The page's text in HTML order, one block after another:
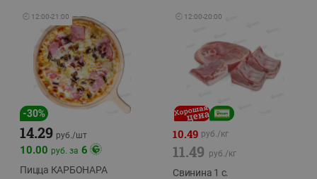
🕘 12:00-21:00
-30%
14.29 руб./шт
10.00 руб. за 6
Пицца КАРБОНАРА
🕘 12:00-20:00
10.49 руб./кг
11.49 руб./кг
Свинина 1 с.